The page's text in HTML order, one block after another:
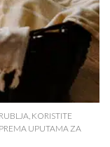
KORISTITE
UPUTAMA ZA